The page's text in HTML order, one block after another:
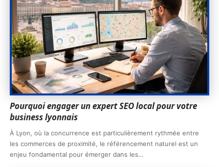
Pourquoi engager un expert SEO local pour votre
business lyonnais
À Lyon, où la concurrence est particulièrement rythmée entre
les commerces de proximité, le référencement naturel est un
enjeu fondamental pour émerger dans les…